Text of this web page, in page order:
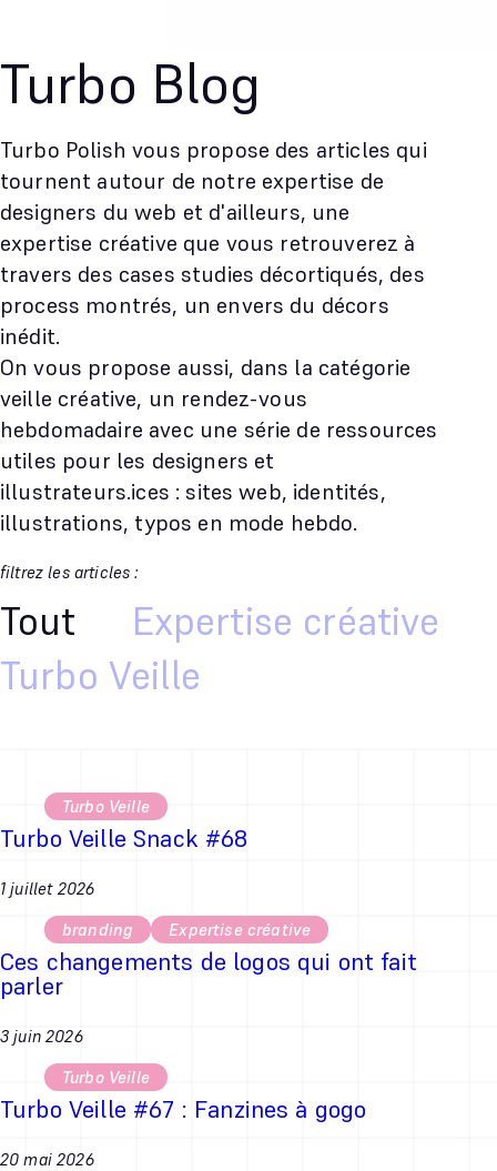
Turbo Blog
Turbo Polish vous propose des articles qui
tournent autour de notre expertise de
designers du web et d'ailleurs, une
expertise créative que vous retrouverez à
travers des cases studies décortiqués, des
process montrés, un envers du décors
inédit.
On vous propose aussi, dans la catégorie
veille créative, un rendez-vous
hebdomadaire avec une série de ressources
utiles pour les designers et
illustrateurs.ices : sites web, identités,
illustrations, typos en mode hebdo.
filtrez les articles :
Tout
Expertise créative
Turbo Veille
Turbo Veille Snack #68
1 juillet 2026
Turbo Veille
Ces changements de logos qui ont fait
parler
3 juin 2026
branding Expertise créative
Turbo Veille #67 : Fanzines à gogo
20 mai 2026
Turbo Veille